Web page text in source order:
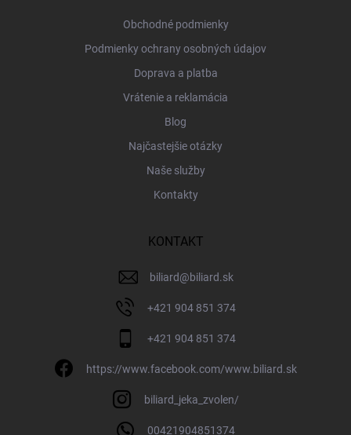
Obchodné podmienky
Podmienky ochrany osobných údajov
Doprava a platba
Vrátenie a reklamácia
Blog
Najčastejšie otázky
Naše služby
Kontakty
KONTAKT
biliard@biliard.sk
+421 904 851 374
+421 904 851 374
https://www.facebook.com/www.biliard.sk
biliard_jeka_zvolen/
00421904851374